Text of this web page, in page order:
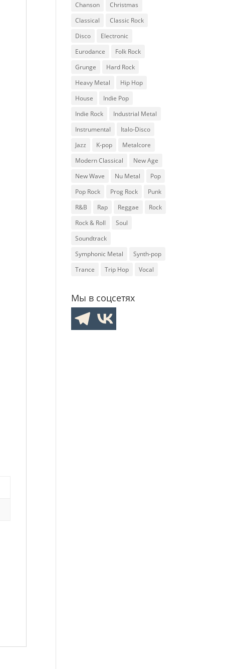
Chanson
Christmas
Classical
Classic Rock
Disco
Electronic
Eurodance
Folk Rock
Grunge
Hard Rock
Heavy Metal
Hip Hop
House
Indie Pop
Indie Rock
Industrial Metal
Instrumental
Italo-Disco
Jazz
K-pop
Metalcore
Modern Classical
New Age
New Wave
Nu Metal
Pop
Pop Rock
Prog Rock
Punk
R&B
Rap Reggae
Rock
Rock & Roll
Soul
Soundtrack
Symphonic Metal
Synth-pop
Trance
Trip Hop Vocal
Мы в соцсетях